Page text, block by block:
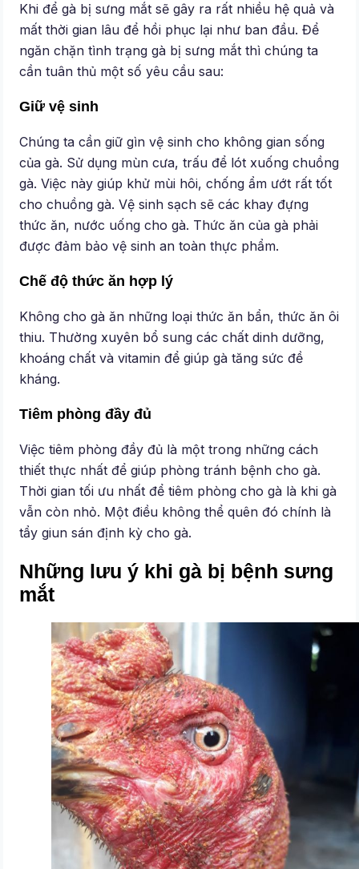
Khi để gà bị sưng mắt sẽ gây ra rất nhiều hệ quả và
mất thời gian lâu để hồi phục lại như ban đầu. Để
ngăn chặn tình trạng gà bị sưng mắt thì chúng ta
cần tuân thủ một số yêu cầu sau:
Giữ vệ sinh
Chúng ta cần giữ gìn vệ sinh cho không gian sống
của gà. Sử dụng mùn cưa, trấu để lót xuống chuồng
gà. Việc này giúp khử mùi hôi, chống ẩm ướt rất tốt
cho chuồng gà. Vệ sinh sạch sẽ các khay đựng
thức ăn, nước uống cho gà. Thức ăn của gà phải
được đảm bảo vệ sinh an toàn thực phẩm.
Chế độ thức ăn hợp lý
Không cho gà ăn những loại thức ăn bẩn, thức ăn ôi
thiu. Thường xuyên bổ sung các chất dinh dưỡng,
khoáng chất và vitamin để giúp gà tăng sức đề
kháng.
Tiêm phòng đầy đủ
Việc tiêm phòng đầy đủ là một trong những cách
thiết thực nhất để giúp phòng tránh bệnh cho gà.
Thời gian tối ưu nhất để tiêm phòng cho gà là khi gà
vẫn còn nhỏ. Một điều không thể quên đó chính là
tẩy giun sán định kỳ cho gà.
Những lưu ý khi gà bị bệnh sưng
mắt